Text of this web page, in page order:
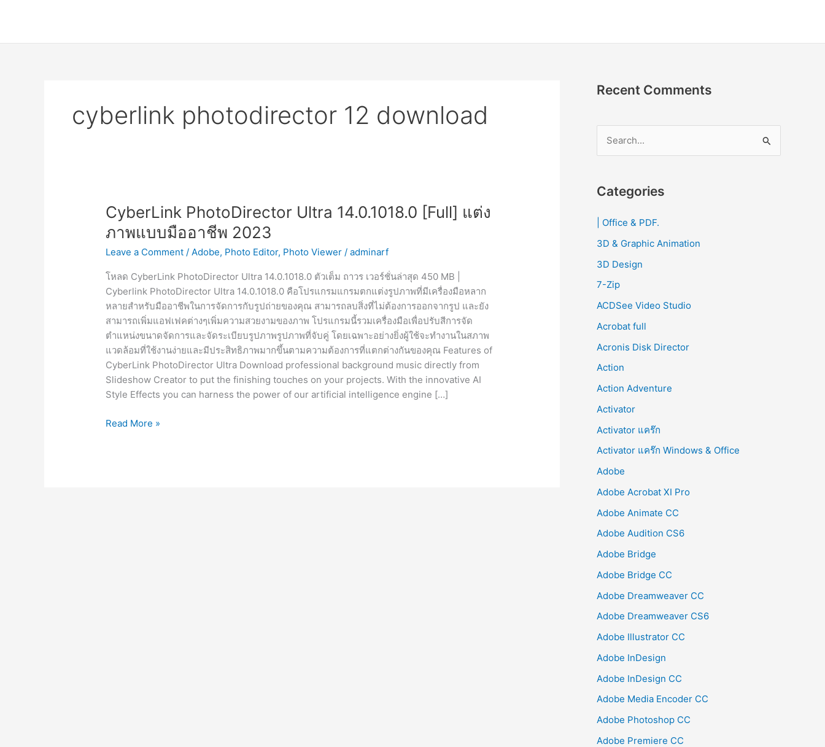
cyberlink photodirector 12 download
CyberLink PhotoDirector Ultra 14.0.1018.0 [Full] แต่ง
ภาพแบบมืออาชีพ 2023
Leave a Comment /Adobe, Photo Editor, Photo Viewer /adminarf
โหลด CyberLink PhotoDirector Ultra 14.0.1018.0 ตัวเต็ม ถาวร เวอร์ชั่นล่าสุด 450 MB |
Cyberlink PhotoDirector Ultra 14.0.1018.0 คือโปรแกรมแกรมตกแต่งรูปภาพที่มีเครื่องมือหลาก
หลายสำหรับมืออาชีพในการจัดการกับรูปถ่ายของคุณ สามารถลบสิ่งที่ไม่ต้องการออกจากรูป และยัง
สามารถเพิ่มแอฟเฟคต่างๆเพิ่มความสวยงามของภาพ โปรแกรมนี้รวมเครื่องมือเพื่อปรับสีการจัด
ตำแหน่งขนาดจัดการและจัดระเบียบรูปภาพรูปภาพที่จับคู่ โดยเฉพาะอย่างยิ่งผู้ใช้จะทำงานในสภาพ
แวดล้อมที่ใช้งานง่ายและมีประสิทธิภาพมากขึ้นตามความต้องการที่แตกต่างกันของคุณ Features of
CyberLink PhotoDirector Ultra Download professional background music directly from
Slideshow Creator to put the finishing touches on your projects. With the innovative AI
Style Effects you can harness the power of our artificial intelligence engine […]
CyberLink
Read More »
Recent Comments
r
h
f
o
r
Categories
| Office & PDF.
3D & Graphic Animation
3D Design
7-Zip
ACDSee Video Studio
Acrobat full
Acronis Disk Director
Action
Action Adventure
Activator
Activator แคร๊ก
Activator แคร๊ก Windows & Office
Adobe
Adobe Acrobat XI Pro
Adobe Animate CC
Adobe Audition CS6
Adobe Bridge
Adobe Bridge CC
Adobe Dreamweaver CC
Adobe Dreamweaver CS6
Adobe Illustrator CC
Adobe InDesign
Adobe InDesign CC
Adobe Media Encoder CC
Adobe Photoshop CC
Adobe Premiere CC